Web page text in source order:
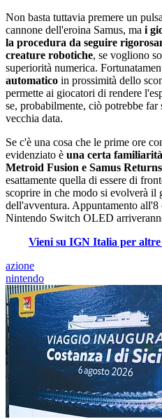
Non basta tuttavia premere un
cannone dell'eroina Samus, ma i
la procedura da seguire
creature robotiche, se vogliono
superiorità numerica.
automatico in prossimità dello
permette ai giocatori di rendere
se, probabilmente, ciò potrebbe
vecchia data.
Se c'è una cosa che le prime ore
evidenziato è una certa
Metroid Fusion e Samus Returns
esattamente quella di essere di
scoprire in che modo si evolverà il
dell'avventura. Appuntamento
Nintendo Switch OLED
Vieni su IGN Italia per altre
azione
nintendo